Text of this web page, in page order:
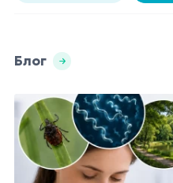
Блог